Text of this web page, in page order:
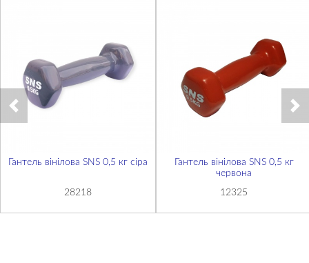
Гантель вінілова SNS 0,5 кг сіра
28218
Гантель вінілова SNS 0,5 кг
червона
12325